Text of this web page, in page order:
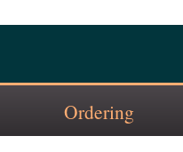
Ordering